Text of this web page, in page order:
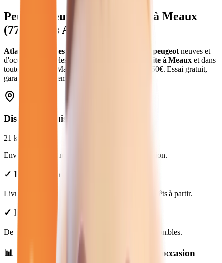
Peugeot neuves et d'occasion à Meaux
(77 ) - Atlas Automobiles
Atlas Automobiles peugeot neuves et
d'occasion
Modèles Livraison gratuite à Meaux et dans
toute la
Seine-et-Marne 38 450€. Essai gratuit,
garantie et financement disponible.
Distance depuis
21 km
Environ
en voiture jusqu'à notre concession.
✓ Livraison à Meaux : forfait de 49€
Livraison gratuite à Meaux. Véhicules peugeot prêts à partir.
✓ Prix Transparents
De €. Financement et LOA disponibles.
📊 Statistiques des neuves et d'occasion